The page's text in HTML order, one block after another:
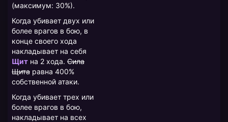
(максимум: 30%).
Когда убивает двух или
более врагов в бою, в
конце своего хода
накладывает на себя
Щит на 2 хода. Сила
Щита равна 400%
собственной атаки.
Когда убивает трех или
более врагов в бою,
накладывает на всех